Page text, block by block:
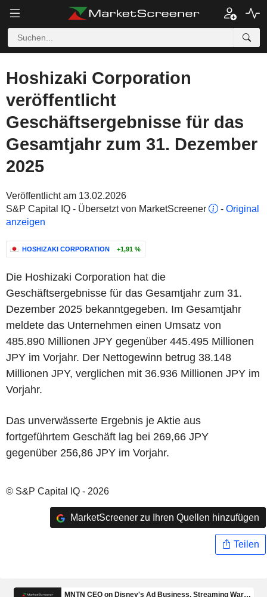
Hoshizaki Corporation
veröffentlicht
Geschäftsergebnisse für das
Gesamtjahr zum 31. Dezember
2025
Veröffentlicht am 13.02.2026
S&P Capital IQ - Übersetzt von MarketScreener
- Original
anzeigen
HOSHIZAKI CORPORATION +1,91 %
Die Hoshizaki Corporation hat die
Geschäftsergebnisse für das Gesamtjahr zum 31.
Dezember 2025 bekanntgegeben. Im Gesamtjahr
meldete das Unternehmen einen Umsatz von
485.890 Millionen JPY gegenüber 445.495 Millionen
JPY im Vorjahr. Der Nettogewinn betrug 38.148
Millionen JPY, verglichen mit 36.936 Millionen JPY im
Vorjahr.
Das unverwässerte Ergebnis je Aktie aus
fortgeführtem Geschäft lag bei 269,66 JPY
gegenüber 256,86 JPY im Vorjahr.
© S&P Capital IQ - 2026
MarketScreener zu Ihren Quellen hinzufügen
Teilen